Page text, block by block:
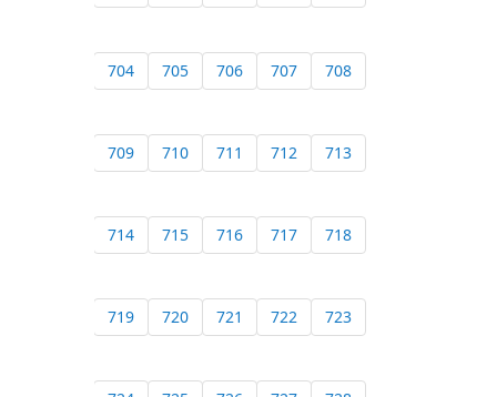
704 705 706 707 708
709 710 711 712 713
714 715 716 717 718
719 720 721 722 723